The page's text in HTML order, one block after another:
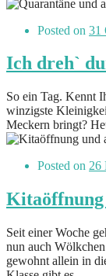
Posted on 31
Ich dreh`
So ein Tag. Kennt
winzigste
Meckern bringt?
Posted on 26
Kitaöffnung
Seit einer Woche
nun auch
gewohnt allein in